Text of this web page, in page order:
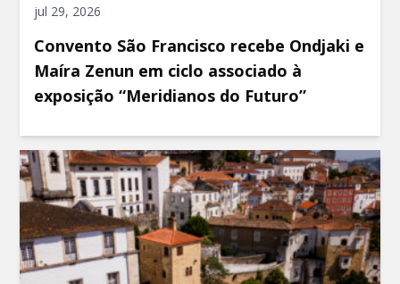
jul 29, 2026
Convento São Francisco recebe Ondjaki e
Maíra Zenun em ciclo associado à
exposição “Meridianos do Futuro”